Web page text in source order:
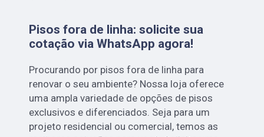
Pisos fora de linha: solicite sua
cotação via WhatsApp agora!
Procurando por pisos fora de linha para
renovar o seu ambiente? Nossa loja oferece
uma ampla variedade de opções de pisos
exclusivos e diferenciados. Seja para um
projeto residencial ou comercial, temos as